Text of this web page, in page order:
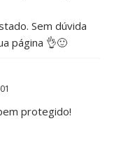
Sem dúvida
página 👌🙂
protegido!